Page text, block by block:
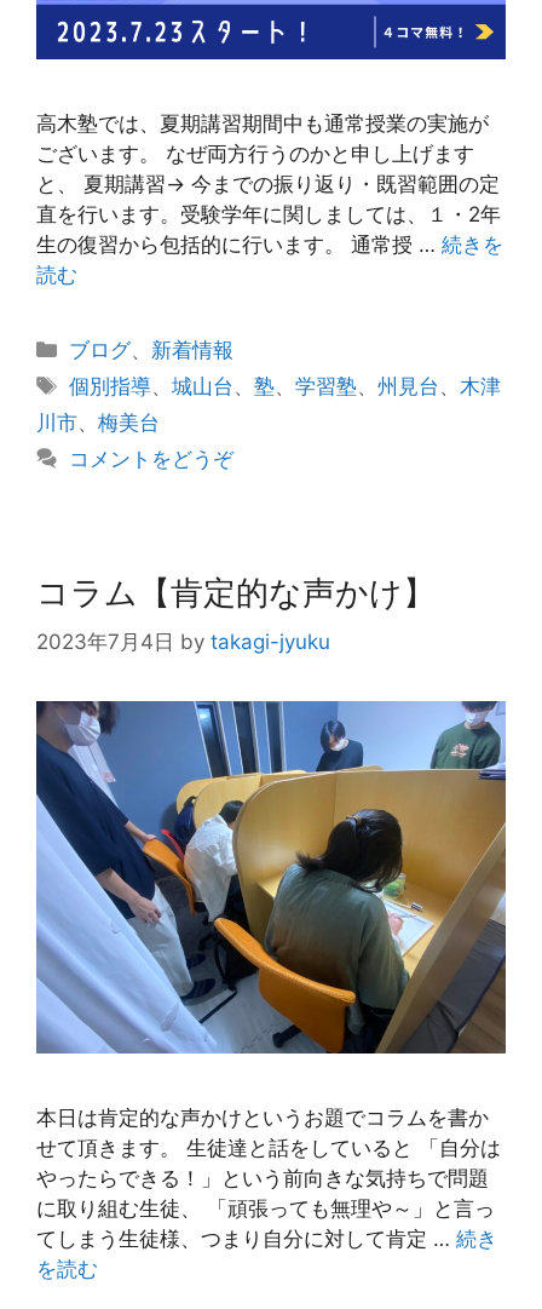
高木塾では、夏期講習期間中も通常授業の実施が
ございます。 なぜ両方行うのかと申し上げます
と、 夏期講習→ 今までの振り返り・既習範囲の定
直を行います。受験学年に関しましては、１・2年
生の復習から包括的に行います。 通常授 … 続きを
読む
カ
テ
リ
ー
ブログ、 新着情報
タ
グ
個別指導、城山台 、塾、学習塾、州見台 、木津
川市、 梅美台
コメントをどうぞ
コラム【肯定的な声かけ】
2023年7月4日 by takagi-jyuku
本日は肯定的な声かけというお題でコラムを書か
せて頂きます。 生徒達と話をしていると 「自分は
やったらできる！」という前向きな気持ちで問題
に取り組む生徒、 「頑張っても無理や～」と言っ
てしまう生徒様、つまり自分に対して肯定 … 続き
を読む